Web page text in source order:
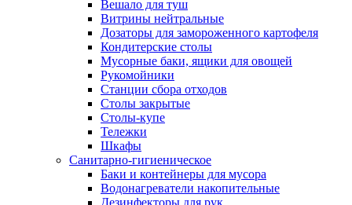
Вешало для туш
Витрины нейтральные
Дозаторы для замороженного картофеля
Кондитерские столы
Мусорные баки, ящики для овощей
Рукомойники
Станции сбора отходов
Столы закрытые
Столы-купе
Тележки
Шкафы
Санитарно-гигиеническое
Баки и контейнеры для мусора
Водонагреватели накопительные
Дезинфекторы для рук